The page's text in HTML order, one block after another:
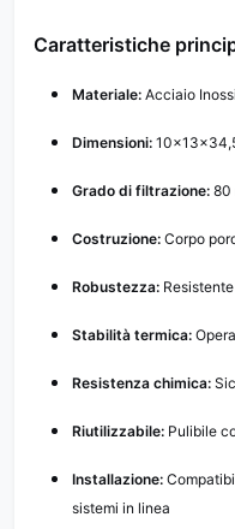
Caratteristiche
Materiale: Acciaio
Dimensioni:
Grado di filtrazione: 80
Costruzione: Corpo
Robustezza:
Stabilità termica:
Resistenza chimica:
Riutilizzabile: Pulibile
Installazione:
sistemi in linea